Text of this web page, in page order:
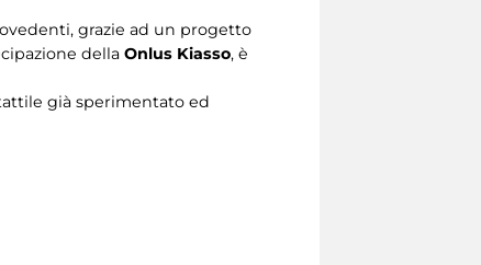
grazie ad un progetto
della Onlus Kiasso, è
già sperimentato ed